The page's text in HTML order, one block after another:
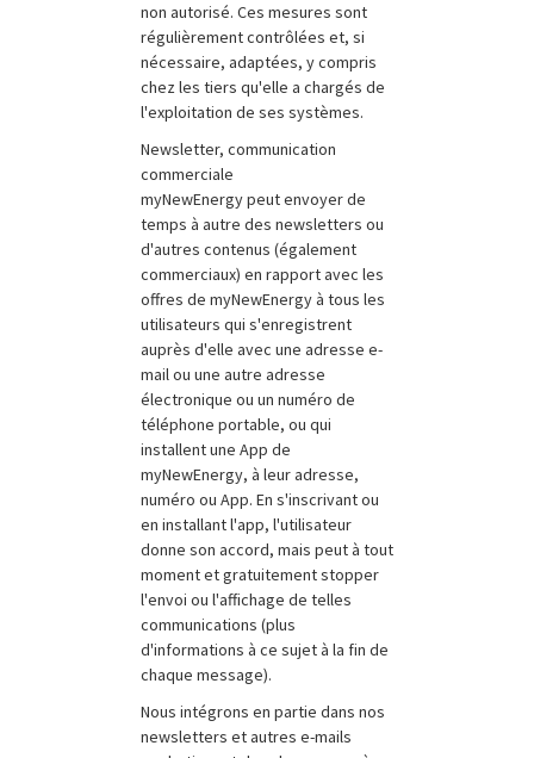
non autorisé. Ces mesures sont
régulièrement contrôlées et, si
nécessaire, adaptées, y compris
chez les tiers qu'elle a chargés de
l'exploitation de ses systèmes.
Newsletter, communication
commerciale
myNewEnergy peut envoyer de
temps à autre des newsletters ou
d'autres contenus (également
commerciaux) en rapport avec les
offres de myNewEnergy à tous les
utilisateurs qui s'enregistrent
auprès d'elle avec une adresse e-
mail ou une autre adresse
électronique ou un numéro de
téléphone portable, ou qui
installent une App de
myNewEnergy, à leur adresse,
numéro ou App. En s'inscrivant ou
en installant l'app, l'utilisateur
donne son accord, mais peut à tout
moment et gratuitement stopper
l'envoi ou l'affichage de telles
communications (plus
d'informations à ce sujet à la fin de
chaque message).
Nous intégrons en partie dans nos
newsletters et autres e-mails